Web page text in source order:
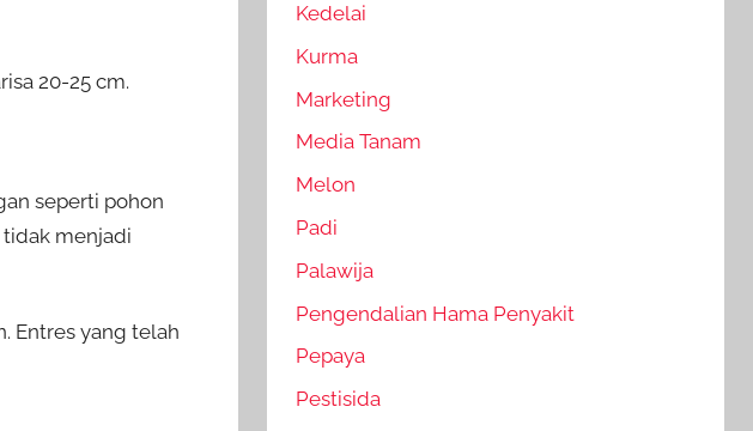
20-25 cm.
seperti pohon
menjadi
Entres yang telah
Kedelai
Kurma
Marketing
Media Tanam
Melon
Padi
Palawija
Pengendalian Hama Penyakit
Pepaya
Pestisida